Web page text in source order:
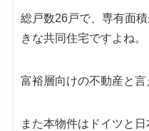
総戸数26戸で、専有面
きな共同住宅ですよね。
富裕層向けの不動産と言
また本物件はドイツと